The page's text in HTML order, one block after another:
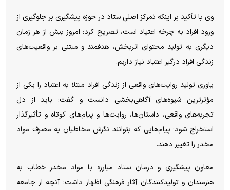
وی با تأکید بر اینکه تمرکز اصلی ستاد در حوزه پیشگیری بر جلوگیری از
ورود افراد به چرخه اعتیاد است، تصریح کرد: امروز بیش از هر زمان
دیگری به تولید محتوای اثربخش، هدفمند و مبتنی بر واقعیت‌های
زندگی افراد درگیر اعتیاد نیاز داریم.
یاوری تولید روایت‌های واقعی از زندگی افراد مبتلا به اعتیاد را یکی از
مؤثرترین شیوه‌های آگاهی‌بخشی دانست و گفت: باید از دل
تجربه‌های واقعی، داستان‌ها، روایت‌ها و پیام‌های کوتاه و تأثیرگذار
استخراج شود؛ پیام‌هایی که بتوانند نگرش مخاطبان به مصرف مواد
مخدر را تغییر دهند.
معاون پیشگیری و درمان ستاد مبارزه با مواد مخدر خطاب به
هنرمندان و تولیدکنندگان آثار فرهنگی اظهار داشت: آنچه از جامعه